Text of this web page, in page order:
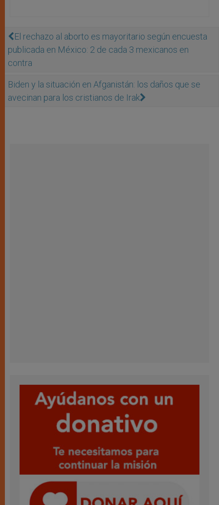
El rechazo al aborto es mayoritario según encuesta
publicada en México: 2 de cada 3 mexicanos en
contra
Biden y la situación en Afganistán: los daños que se
avecinan para los cristianos de Irak